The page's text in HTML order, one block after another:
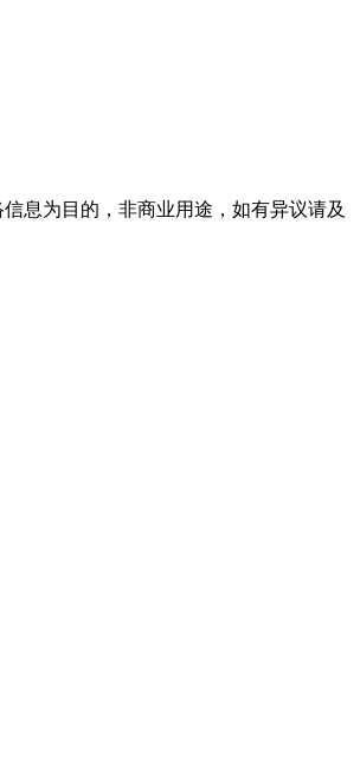
息为目的，非商业用途，如有异议请及